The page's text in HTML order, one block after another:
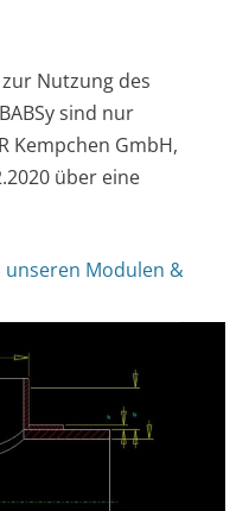
Nutzung des
sind nur
Kempchen GmbH,
über eine
unseren Modulen &